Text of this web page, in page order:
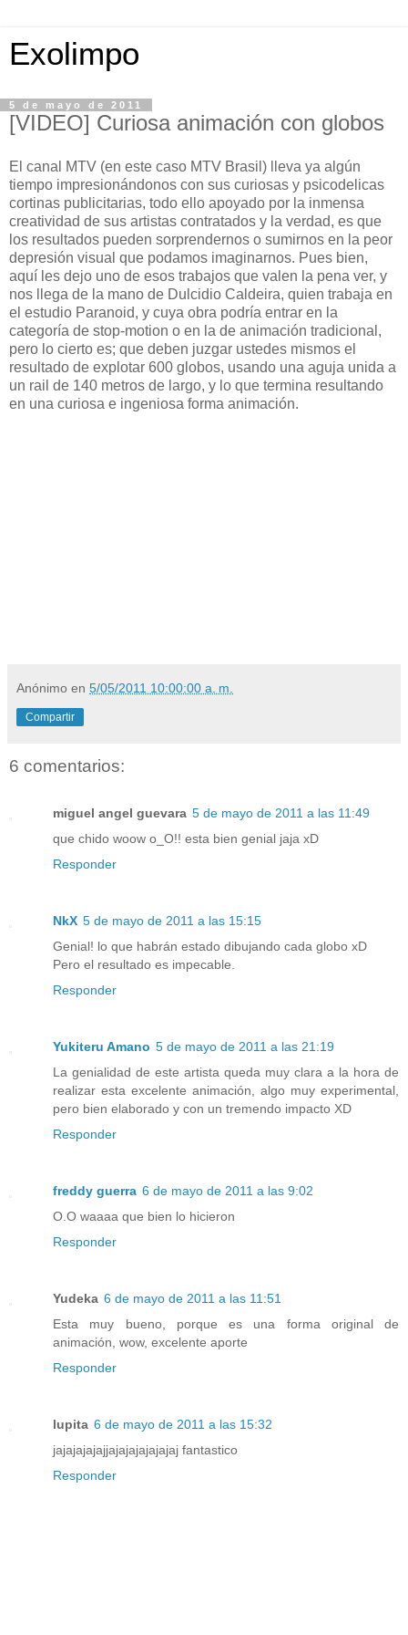
Exolimpo
5 de mayo de 2011
[VIDEO] Curiosa animación con globos
El canal MTV (en este caso MTV Brasil) lleva ya algún
tiempo impresionándonos con sus curiosas y psicodelicas
cortinas publicitarias, todo ello apoyado por la inmensa
creatividad de sus artistas contratados y la verdad, es que
los resultados pueden sorprendernos o sumirnos en la peor
depresión visual que podamos imaginarnos. Pues bien,
aquí les dejo uno de esos trabajos que valen la pena ver, y
nos llega de la mano de Dulcidio Caldeira, quien trabaja en
el estudio Paranoid, y cuya obra podría entrar en la
categoría de stop-motion o en la de animación tradicional,
pero lo cierto es; que deben juzgar ustedes mismos el
resultado de explotar 600 globos, usando una aguja unida a
un rail de 140 metros de largo, y lo que termina resultando
en una curiosa e ingeniosa forma animación.
Anónimo en 5/05/2011 10:00:00 a. m.
Compartir
6 comentarios:
miguel angel guevara 5 de mayo de 2011 a las 11:49
que chido woow o_O!! esta bien genial jaja xD
Responder
NkX 5 de mayo de 2011 a las 15:15
Genial! lo que habrán estado dibujando cada globo xD
Pero el resultado es impecable.
Responder
Yukiteru Amano 5 de mayo de 2011 a las 21:19
La genialidad de este artista queda muy clara a la hora de
realizar esta excelente animación, algo muy experimental,
pero bien elaborado y con un tremendo impacto XD
Responder
freddy guerra 6 de mayo de 2011 a las 9:02
O.O waaaa que bien lo hicieron
Responder
Yudeka 6 de mayo de 2011 a las 11:51
Esta muy bueno, porque es una forma original de
animación, wow, excelente aporte
Responder
lupita 6 de mayo de 2011 a las 15:32
jajajajajajjajajajajajajaj fantastico
Responder